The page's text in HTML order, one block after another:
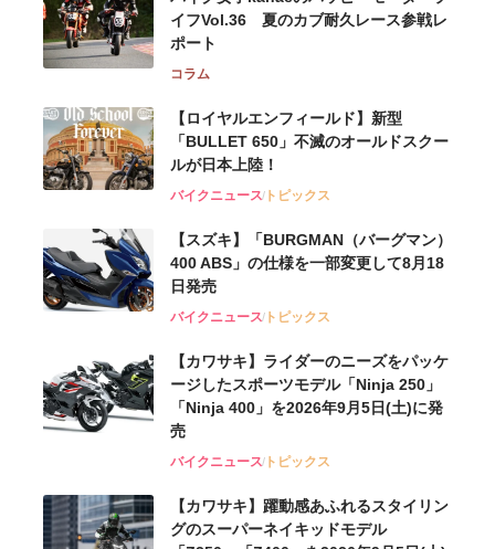
イフVol.36 夏のカブ耐久レース参戦レ
ポート
コラム
【ロイヤルエンフィールド】新型
「BULLET 650」不滅のオールドスクー
ルが⽇本上陸！
バイクニューストピックス
【スズキ】「BURGMAN（バーグマン）
400 ABS」の仕様を一部変更して8月18
日発売
バイクニューストピックス
【カワサキ】ライダーのニーズをパッケ
ージしたスポーツモデル「Ninja 250」
「Ninja 400」を2026年9月5日(土)に発
売
バイクニューストピックス
【カワサキ】躍動感あふれるスタイリン
グのスーパーネイキッドモデル